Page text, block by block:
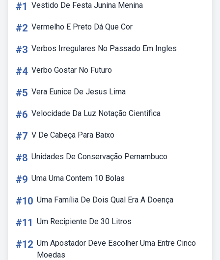
#1 Vestido De Festa Junina Menina
#2 Vermelho E Preto Dá Que Cor
#3 Verbos Irregulares No Passado Em Ingles
#4 Verbo Gostar No Futuro
#5 Vera Eunice De Jesus Lima
#6 Velocidade Da Luz Notação Cientifica
#7 V De Cabeça Para Baixo
#8 Unidades De Conservação Pernambuco
#9 Uma Urna Contem 10 Bolas
#10 Uma Família De Dois Qual Era A Doença
#11 Um Recipiente De 30 Litros
#12 Um Apostador Deve Escolher Uma Entre Cinco
Moedas